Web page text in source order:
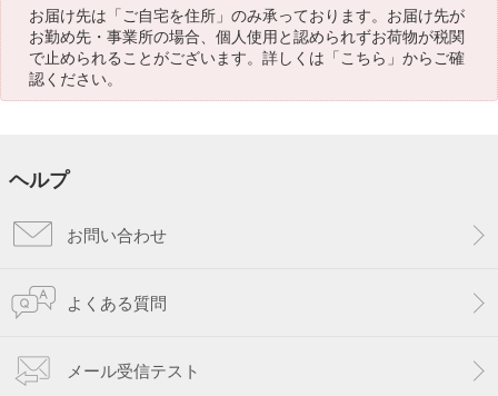
お届け先は「ご自宅を住所」のみ承っております。お届け先が
お勤め先・事業所の場合、個人使用と認められずお荷物が税関
で止められることがございます。詳しくは「こちら 」からご確
認ください。
ヘルプ
お問い合わせ
よくある質問
メール受信テスト